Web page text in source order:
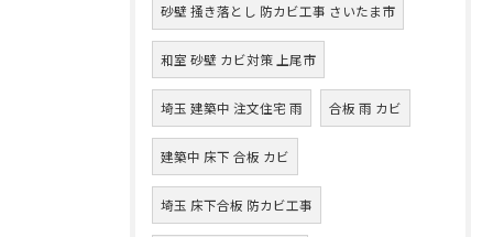
砂壁 掻き落とし 防カビ工事 さいたま市
和室 砂壁 カビ対策 上尾市
埼玉 建築中 注文住宅 雨 合板 雨 カビ
建築中 床下 合板 カビ
埼玉 床下合板 防カビ工事